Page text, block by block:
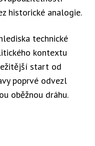
historické analogie.
technické
kontextu
start od
poprvé odvezl
oběžnou dráhu.